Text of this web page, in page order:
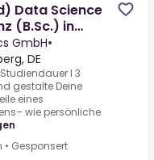
Data Science
(B.Sc.) in
GmbH•
DE
I 3
gestalte Deine
eines
wie persönliche
• Gesponsert